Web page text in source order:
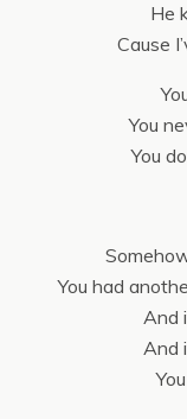
He
Cause
You
You
You had
And
And